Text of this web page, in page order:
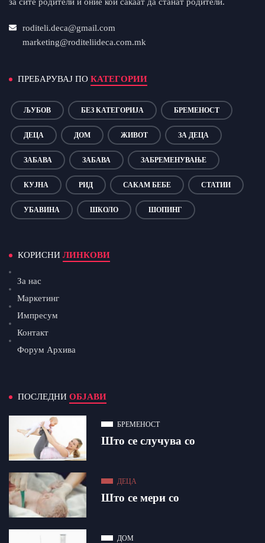
roditeli.deca@gmail.com
marketing@roditeliideca.com.mk
ПРЕБАРУВАЈ ПО КАТЕГОРИИ
ЉУБОВ БЕЗ КАТЕГОРИЈА БРЕМЕНОСТ
ДЕЦА ДОМ ЖИВОТ ЗА ДЕЦА
ЗАБАВА ЗАБАВА ЗАБРЕМЕНУВАЊЕ
КУЈНА РИД САКАМ БЕБЕ СТАТИИ
УБАВИНА ШКОЛО ШОПИНГ
КОРИСНИ ЛИНКОВИ
За нас
Маркетинг
Импресум
Контакт
Форум Архива
ПОСЛЕДНИ ОБЈАВИ
БРЕМЕНОСТ
Што се случува со
ДЕЦА
Што се мери со
ДОМ